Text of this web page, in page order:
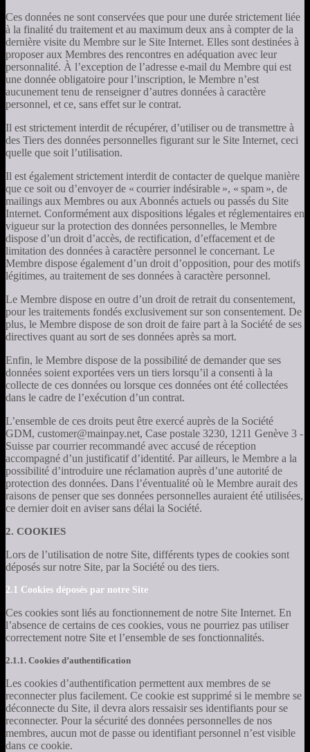
Ces données ne sont conservées que pour une durée strictement liée
à la finalité du traitement et au maximum deux ans à compter de la
dernière visite du Membre sur le Site Internet. Elles sont destinées à
proposer aux Membres des rencontres en adéquation avec leur
personnalité. À l’exception de l’adresse e-mail du Membre qui est
une donnée obligatoire pour l’inscription, le Membre n’est
aucunement tenu de renseigner d’autres données à caractère
personnel, et ce, sans effet sur le contrat.
Il est strictement interdit de récupérer, d’utiliser ou de transmettre à
des Tiers des données personnelles figurant sur le Site Internet, ceci
quelle que soit l’utilisation.
Il est également strictement interdit de contacter de quelque manière
que ce soit ou d’envoyer de « courrier indésirable », « spam », de
mailings aux Membres ou aux Abonnés actuels ou passés du Site
Internet. Conformément aux dispositions légales et réglementaires en
vigueur sur la protection des données personnelles, le Membre
dispose d’un droit d’accès, de rectification, d’effacement et de
limitation des données à caractère personnel le concernant. Le
Membre dispose également d’un droit d’opposition, pour des motifs
légitimes, au traitement de ses données à caractère personnel.
Le Membre dispose en outre d’un droit de retrait du consentement,
pour les traitements fondés exclusivement sur son consentement. De
plus, le Membre dispose de son droit de faire part à la Société de ses
directives quant au sort de ses données après sa mort.
Enfin, le Membre dispose de la possibilité de demander que ses
données soient exportées vers un tiers lorsqu’il a consenti à la
collecte de ces données ou lorsque ces données ont été collectées
dans le cadre de l’exécution d’un contrat.
L’ensemble de ces droits peut être exercé auprès de la Société
GDM, customer@mainpay.net, Case postale 3230, 1211 Genève 3 -
Suisse par courrier recommandé avec accusé de réception
accompagné d’un justificatif d’identité. Par ailleurs, le Membre a la
possibilité d’introduire une réclamation auprès d’une autorité de
protection des données. Dans l’éventualité où le Membre aurait des
raisons de penser que ses données personnelles auraient été utilisées,
ce dernier doit en aviser sans délai la Société.
2. COOKIES
Lors de l’utilisation de notre Site, différents types de cookies sont
déposés sur notre Site, par la Société ou des tiers.
2.1 Cookies déposés par notre Site
Ces cookies sont liés au fonctionnement de notre Site Internet. En
l’absence de certains de ces cookies, vous ne pourriez pas utiliser
correctement notre Site et l’ensemble de ses fonctionnalités.
2.1.1. Cookies d’authentification
Les cookies d’authentification permettent aux membres de se
reconnecter plus facilement. Ce cookie est supprimé si le membre se
déconnecte du Site, il devra alors ressaisir ses identifiants pour se
reconnecter. Pour la sécurité des données personnelles de nos
membres, aucun mot de passe ou identifiant personnel n’est visible
dans ce cookie.